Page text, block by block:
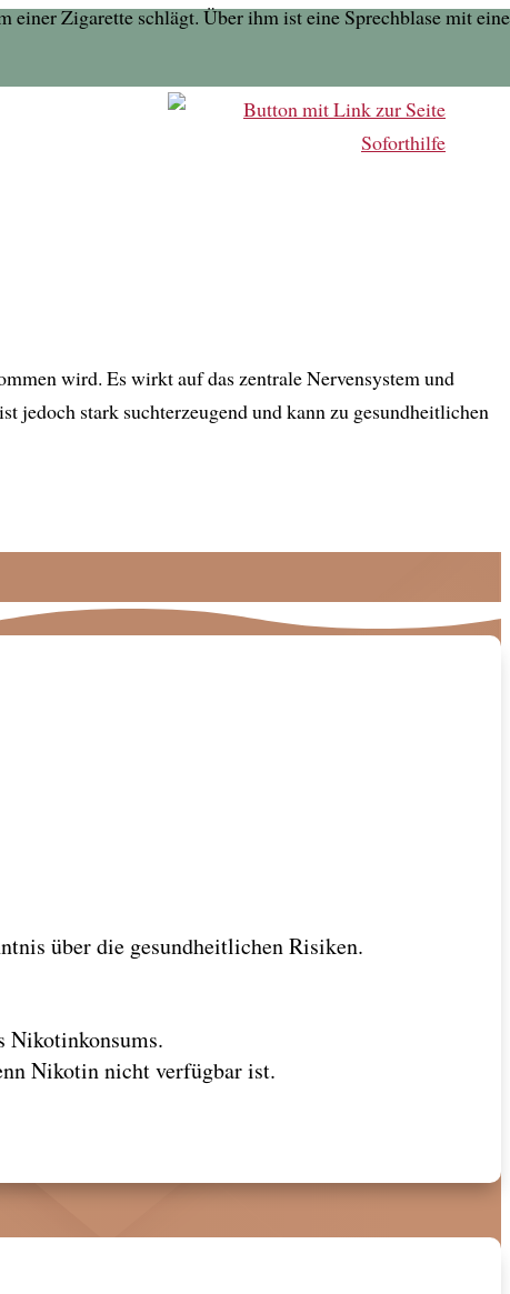
wird. Es wirkt auf das zentrale Nervensystem und
jedoch stark suchterzeugend und kann zu gesundheitlichen
über die gesundheitlichen Risiken.
Nikotinkonsums.
Nikotin nicht verfügbar ist.